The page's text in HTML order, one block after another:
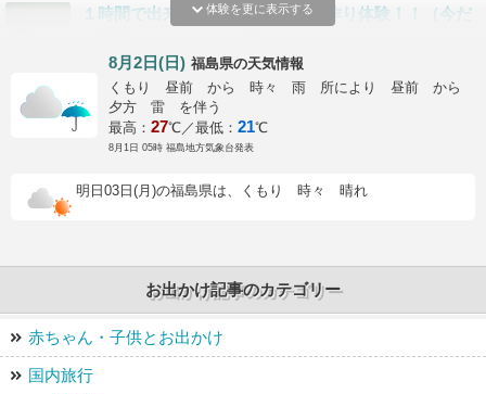
体験を更に表示する
１時間で出来るシルバーリング手作り体験！！（今だ
イに来たついでに1時間で出来る！！
abond
8月2日(日) 福島県の天気情報
くもり 昼前 から 時々 雨 所により 昼前 から
夕方 雷 を伴う
最高： 27℃／最低： 21℃
8月1日 05時 福島地方気象台発表
明日03日(月)の福島県は、くもり 時々 晴れ
お出かけ記事のカテゴリー
赤ちゃん・子供とお出かけ
国内旅行